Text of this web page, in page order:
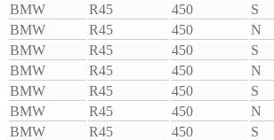
BMW
R45 450 S
BMW
R45 450 N
BMW
R45 450 S
BMW
R45 450 N
BMW
R45 450 S
BMW
R45 450 N
BMW
R45 450 S